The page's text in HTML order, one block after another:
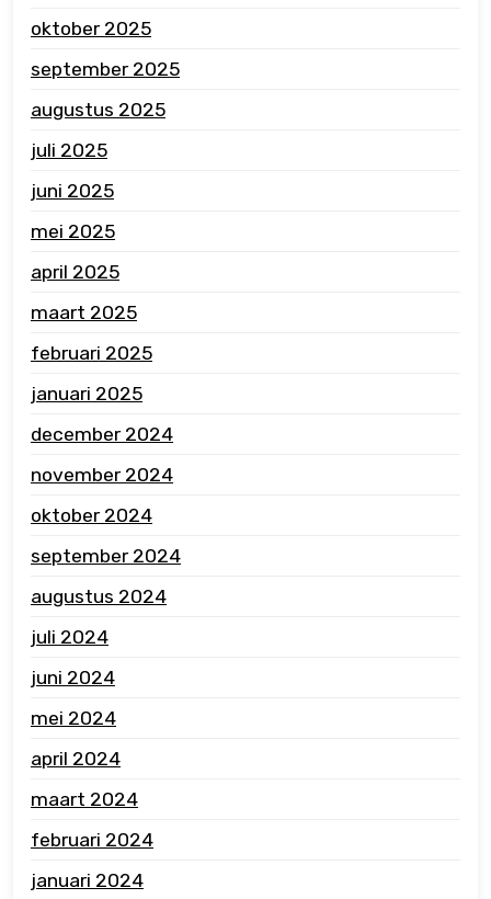
oktober 2025
september 2025
augustus 2025
juli 2025
juni 2025
mei 2025
april 2025
maart 2025
februari 2025
januari 2025
december 2024
november 2024
oktober 2024
september 2024
augustus 2024
juli 2024
juni 2024
mei 2024
april 2024
maart 2024
februari 2024
januari 2024